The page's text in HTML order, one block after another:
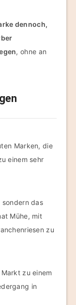
dennoch,
, ohne an
Marken, die
einem sehr
das
Mühe, mit
zu
zu einem
in